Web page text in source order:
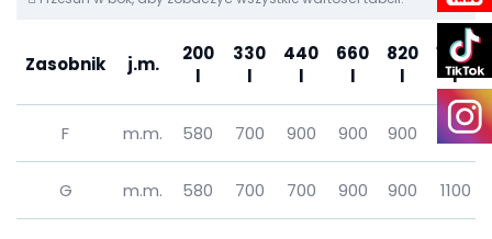
Zasobnik j.m.
200
l
330
l
440
l
660
l
820
l
1200
l
F m.m. 580 700 900 900 900 1100
G m.m. 580 700 700 900 900 1100